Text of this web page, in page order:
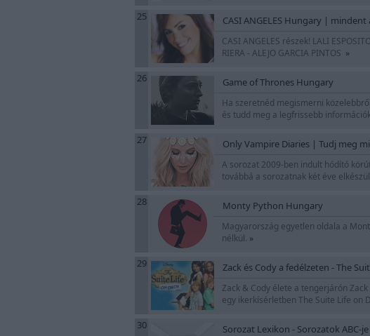
25 CASI ANGELES Hungary |
CASI ANGELES részek! LALI
RIERA - ALEJO GARCIA PINTOS »
26 Game of Thrones Hungary
Ha szeretnéd megismerni
és tudd meg a legfrissebb
27 Only Vampire Diaries | Tudj meg
A sorozat 2009-ben indult hódító
továbbá a sorozatnak két éve
28 Monty Python Hungary
Magyarország egyetlen oldala a
nélkül. »
29 Zack és Cody a fedélzeten - The
Zack & Cody élete a tengerjárón
egy ikerkísérletben The Suite Life on
30 Sorozat Lexikon - Sorozatok ABC-je